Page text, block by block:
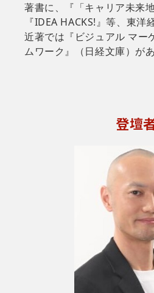
著書に、『「キャリア未来
『IDEA HACKS!』等、東洋
近著では『ビジュアル マー
ムワーク』（日経文庫）があ
登壇